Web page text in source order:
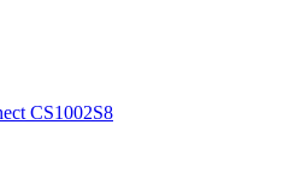
CS1002S8